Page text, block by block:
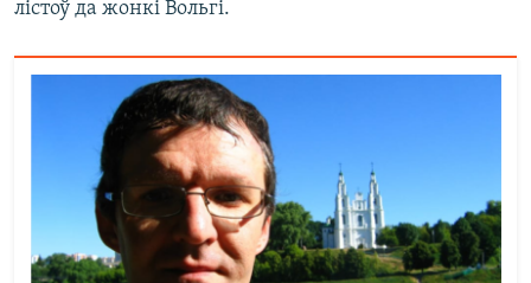
лістоў да жонкі Вольгі.